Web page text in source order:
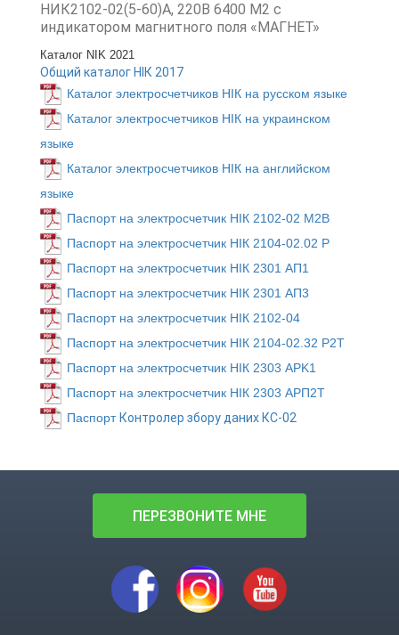
НИК2102-02(5-60)А, 220В 6400 М2 с
индикатором магнитного поля «МАГНЕТ»
Каталог NIK 2021
Общий каталог НІК 2017
Каталог электросчетчиков НІК на русском языке
Каталог электросчетчиков НІК на украинском
языке
Каталог электросчетчиков НІК на английском
языке
Паспорт на электросчетчик НІК 2102-02 M2B
Паспорт на электросчетчик НІК 2104-02.02 P
Паспорт на электросчетчик НІК 2301 AП1
Паспорт на электросчетчик НІК 2301 AП3
Паспорт на электросчетчик НІК 2102-04
Паспорт на электросчетчик НІК 2104-02.32 P2T
Паспорт на электросчетчик НІК 2303 APK1
Паспорт на электросчетчик НІК 2303 AРП2Т
Паспорт Контролер збору даних КС-02
ПЕРЕЗВОНИТЕ МНЕ